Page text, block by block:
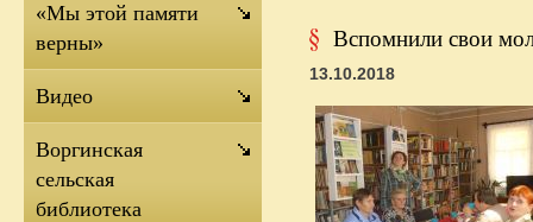
Вспомнили свои
13.10.2018
«Мы этой памяти
верны»
Видео
Воргинская
сельская
библиотека